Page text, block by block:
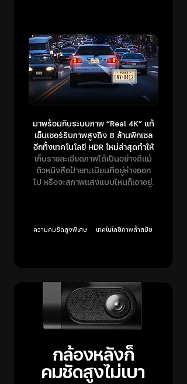
มาพร้อมกับระบบภาพ “Real 4K” แท้
เซ็นเซอร์รับภาพสูงถึง 8 ล้านพิกเซล
อีกทั้งเทคโนโลยี HDR ใหม่ล่าสุดทำให้
เก็บรายละเอียดภาพได้เป็นอย่างดีแม้
ตัวหนังสือป้ายทะเบียนที่อยู่ห่างออก
ไป หรือจะสภาพแสงแบบไหนก็เอาอยู่.
ความคมชัดสูงพิเศษ เทคโนโลยีภาพล้ำสมัย
กล้องหลังก็
คมชัดสูงไม่เบา